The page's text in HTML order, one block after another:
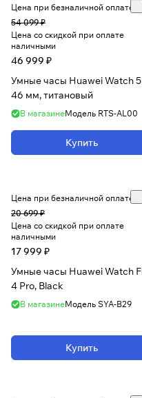
Цена при безналичной оплате
54 099 ₽
Цена со скидкой при оплате
наличными
46 999 ₽
Умные часы Huawei Watch 5
46 мм, титановый
В магазинеМодель RTS-AL00
Купить
Цена при безналичной оплате
20 699 ₽
Цена со скидкой при оплате
наличными
17 999 ₽
Умные часы Huawei Watch
4 Pro, Black
В магазинеМодель SYA-B29
Купить